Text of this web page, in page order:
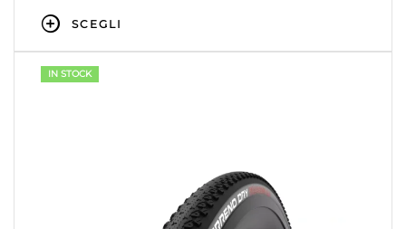
SCEGLI
IN STOCK